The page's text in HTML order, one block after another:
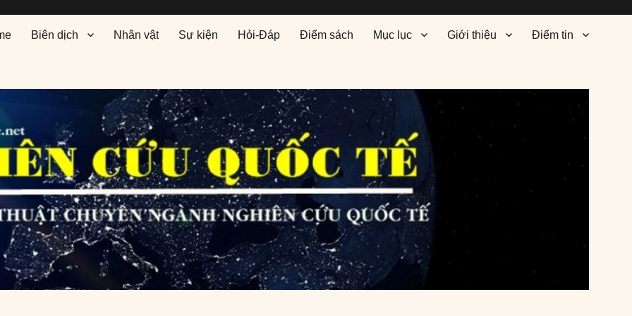
Biên dịch Nhân vật Sự kiện Hỏi-Đáp Điểm sách Mục lục Giới thiệu Điểm tin